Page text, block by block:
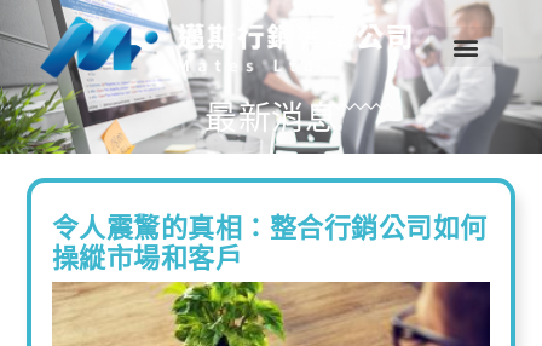
最新消息
令人震驚的真相：整合行銷公司如何
操縱市場和客戶